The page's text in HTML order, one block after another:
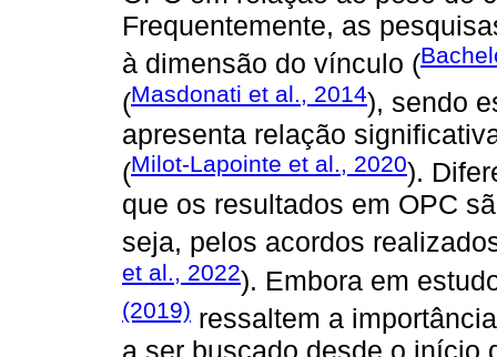
Frequentemente, as
à dimensão do vínculo (
(Masdonati et al., 2014), sendo
apresenta relação
(Milot-Lapointe et al., 2020).
que os resultados em OPC
seja, pelos acordos
et al., 2022). Embora em
(2019) ressaltem a
a ser buscado desde o início